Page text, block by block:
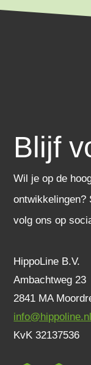
Blijf
Wil je op de
ontwikkelingen?
volg ons op
HippoLine B.V.
Ambachtweg 23
2841 MA
info@hippoline.nl
KvK 32137536